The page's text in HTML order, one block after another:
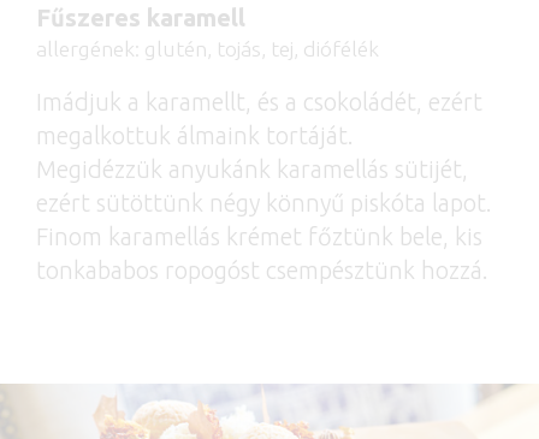
Fűszeres karamell
allergének: glutén, tojás, tej, diófélék
Imádjuk a karamellt, és a csokoládét, ezért
megalkottuk álmaink tortáját.
Megidézzük anyukánk karamellás sütijét,
ezért sütöttünk négy könnyű piskóta lapot.
Finom karamellás krémet főztünk bele, kis
tonkababos ropogóst csempésztünk hozzá.